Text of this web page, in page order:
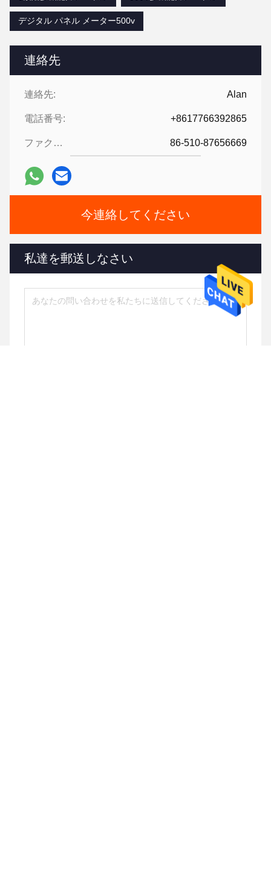
連絡先
連絡先: Alan
電話番号: +8617766392865
ファクシミリ: 86-510-87656669
今連絡してください
私達を郵送しなさい
デジタル パネル メーター500v